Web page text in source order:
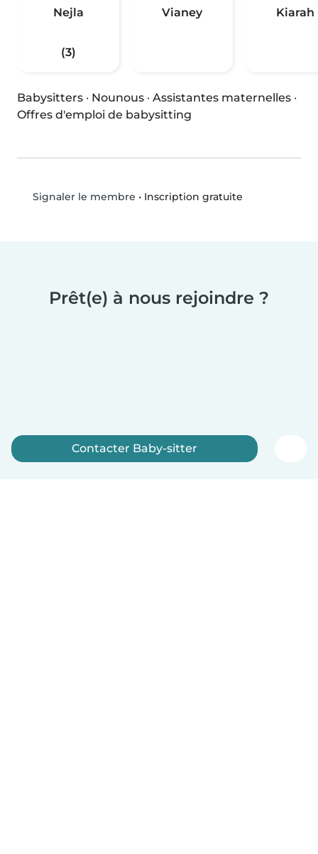
Nejla
(3)
Vianey Kiarah
Babysitters · Nounous · Assistantes maternelles ·
Offres d'emploi de babysitting
Signaler le membre • Inscription gratuite
Prêt(e) à nous rejoindre ?
Contacter Baby-sitter